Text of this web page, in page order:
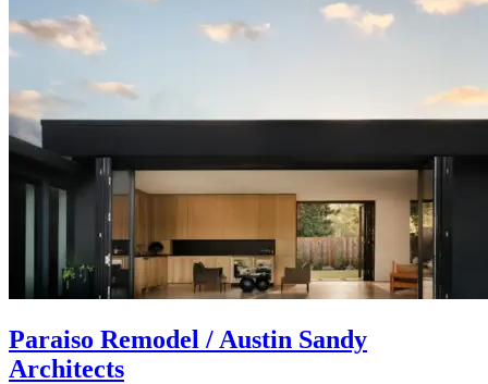
Paraiso Remodel / Austin Sandy
Architects